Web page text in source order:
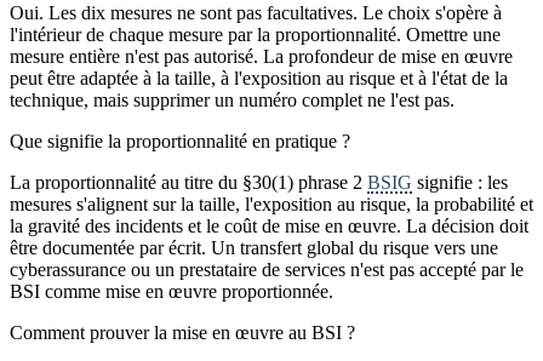
Oui. Les dix mesures ne sont pas facultatives. Le choix s'opère à
l'intérieur de chaque mesure par la proportionnalité. Omettre une
mesure entière n'est pas autorisé. La profondeur de mise en œuvre
peut être adaptée à la taille, à l'exposition au risque et à l'état de la
technique, mais supprimer un numéro complet ne l'est pas.
Que signifie la proportionnalité en pratique ?
La proportionnalité au titre du §30(1) phrase 2 BSIG signifie : les
mesures s'alignent sur la taille, l'exposition au risque, la probabilité et
la gravité des incidents et le coût de mise en œuvre. La décision doit
être documentée par écrit. Un transfert global du risque vers une
cyberassurance ou un prestataire de services n'est pas accepté par le
BSI comme mise en œuvre proportionnée.
Comment prouver la mise en œuvre au BSI ?